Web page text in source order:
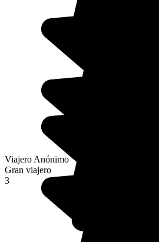
Viajero Anónimo
Gran viajero
3